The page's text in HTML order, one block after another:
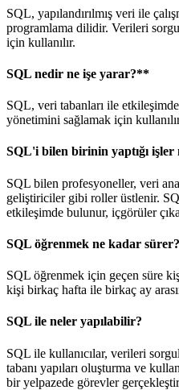
SQL, yapılandırılmış veri ile
programlama dilidir. Verileri
için kullanılır.
SQL nedir ne işe yarar?**
SQL, veri tabanları ile
yönetimini sağlamak için
SQL'i bilen birinin yaptığı işler
SQL bilen profesyoneller, veri
geliştiriciler gibi roller üstlenir.
etkileşimde bulunur, içgörüler
SQL öğrenmek ne kadar sürer?
SQL öğrenmek için geçen süre
kişi birkaç hafta ile birkaç ay
SQL ile neler yapılabilir?
SQL ile kullanıcılar, verileri
tabanı yapıları oluşturma ve
bir yelpazede görevler